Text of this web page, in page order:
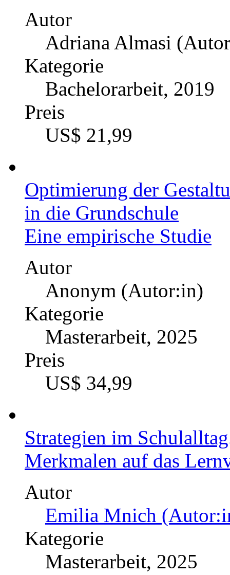
Autor
Adriana Almasi
Kategorie
Bachelorarbeit, 2019
Preis
US$ 21,99
Optimierung der
in die Grundschule
Eine empirische Studie
Autor
Anonym (Autor:in)
Kategorie
Masterarbeit, 2025
Preis
US$ 34,99
Strategien im
Merkmalen auf das
Autor
Emilia Mnich
Kategorie
Masterarbeit, 2025